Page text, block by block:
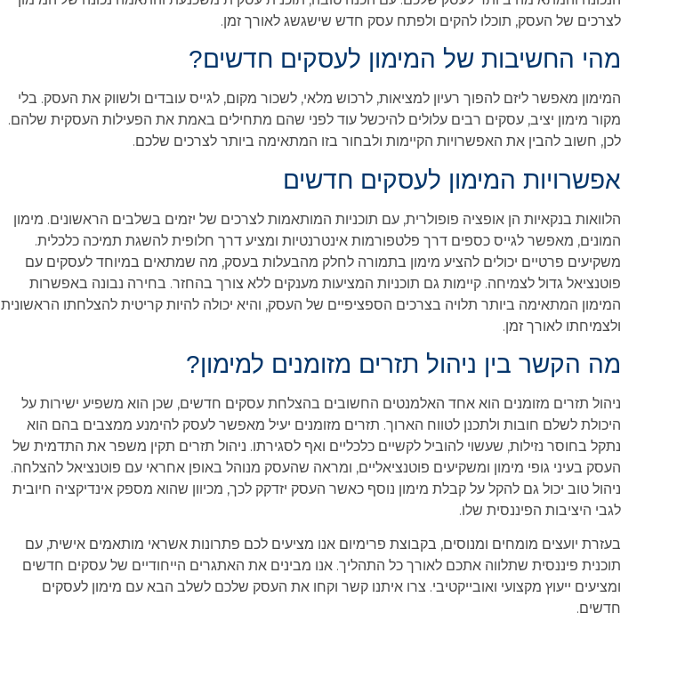
לצרכים של העסק, תוכלו להקים ולפתח עסק חדש שישגשג לאורך זמן.
מהי החשיבות של המימון לעסקים חדשים?
המימון מאפשר ליזם להפוך רעיון למציאות, לרכוש מלאי, לשכור מקום, לגייס עובדים ולשווק את העסק. בלי
מקור מימון יציב, עסקים רבים עלולים להיכשל עוד לפני שהם מתחילים באמת את הפעילות העסקית שלהם.
לכן, חשוב להבין את האפשרויות הקיימות ולבחור בזו המתאימה ביותר לצרכים שלכם.
אפשרויות המימון לעסקים חדשים
הלוואות בנקאיות הן אופציה פופולרית, עם תוכניות המותאמות לצרכים של יזמים בשלבים הראשונים. מימון
המונים, מאפשר לגייס כספים דרך פלטפורמות אינטרנטיות ומציע דרך חלופית להשגת תמיכה כלכלית.
משקיעים פרטיים יכולים להציע מימון בתמורה לחלק מהבעלות בעסק, מה שמתאים במיוחד לעסקים עם
פוטנציאל גדול לצמיחה. קיימות גם תוכניות המציעות מענקים ללא צורך בהחזר. בחירה נבונה באפשרות
המימון המתאימה ביותר תלויה בצרכים הספציפיים של העסק, והיא יכולה להיות קריטית להצלחתו הראשונית
ולצמיחתו לאורך זמן.
מה הקשר בין ניהול תזרים מזומנים למימון?
ניהול תזרים מזומנים הוא אחד האלמנטים החשובים בהצלחת עסקים חדשים, שכן הוא משפיע ישירות על
היכולת לשלם חובות ולתכנן לטווח הארוך. תזרים מזומנים יעיל מאפשר לעסק להימנע ממצבים בהם הוא
נתקל בחוסר נזילות, שעשוי להוביל לקשיים כלכליים ואף לסגירתו. ניהול תזרים תקין משפר את התדמית של
העסק בעיני גופי מימון ומשקיעים פוטנציאליים, ומראה שהעסק מנוהל באופן אחראי עם פוטנציאל להצלחה.
ניהול טוב יכול גם להקל על קבלת מימון נוסף כאשר העסק יזדקק לכך, מכיוון שהוא מספק אינדיקציה חיובית
לגבי היציבות הפיננסית שלו.
בעזרת יועצים מומחים ומנוסים, בקבוצת פרימיום אנו מציעים לכם פתרונות אשראי מותאמים אישית, עם
תוכנית פיננסית שתלווה אתכם לאורך כל התהליך. אנו מבינים את האתגרים הייחודיים של עסקים חדשים
ומציעים ייעוץ מקצועי ואובייקטיבי. צרו איתנו קשר וקחו את העסק שלכם לשלב הבא עם מימון לעסקים
חדשים.